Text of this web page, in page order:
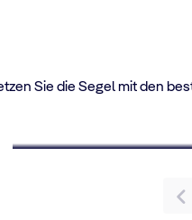
Sie die Segel mit den
BIS ZU 10% RABATT